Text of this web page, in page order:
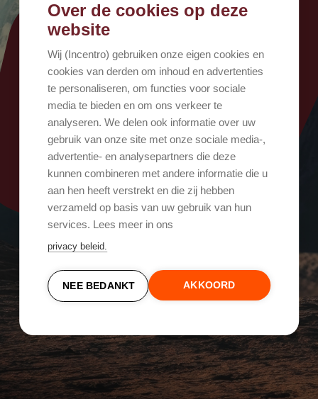
500
Oops, er ging iets mis!
Probeer het opnieuw
Over de cookies op deze
website
Wij (Incentro) gebruiken onze eigen cookies en
cookies van derden om inhoud en advertenties
te personaliseren, om functies voor sociale
media te bieden en om ons verkeer te
analyseren. We delen ook informatie over uw
gebruik van onze site met onze sociale media-,
advertentie- en analysepartners die deze
kunnen combineren met andere informatie die u
aan hen heeft verstrekt en die zij hebben
verzameld op basis van uw gebruik van hun
services. Lees meer in ons
privacy beleid.
NEE BEDANKT AKKOORD